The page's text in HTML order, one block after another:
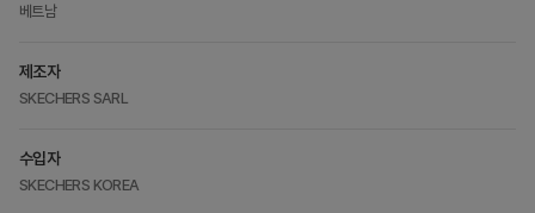
베트남
제조자
SKECHERS SARL
수입자
SKECHERS KOREA